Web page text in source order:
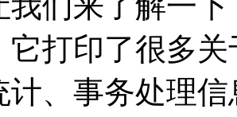
它打印了很多
计、事务处理